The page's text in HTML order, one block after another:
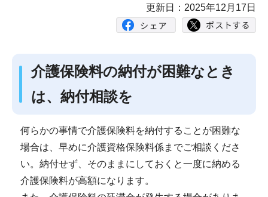
更新日：2025年12月17日
介護保険料の納付が困難なとき
は、納付相談を
何らかの事情で介護保険料を納付することが困難な
場合は、早めに介護資格保険料係までご相談くださ
い。納付せず、そのままにしておくと一度に納める
介護保険料が高額になります。